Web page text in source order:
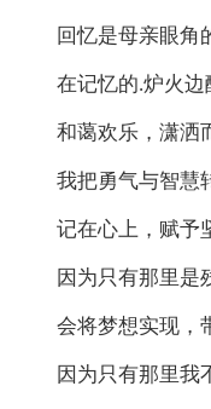
回忆是母亲眼角的
在记忆的.炉火边
和蔼欢乐，潇洒而
我把勇气与智慧转
记在心上，赋予坚
因为只有那里是
会将梦想实现，带
因为只有那里我不